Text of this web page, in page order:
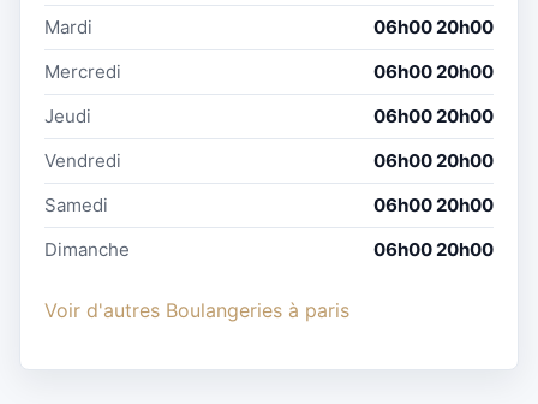
Mardi
06h00 20h00
Mercredi
06h00 20h00
Jeudi
06h00 20h00
Vendredi
06h00 20h00
Samedi
06h00 20h00
Dimanche
06h00 20h00
Voir d'autres Boulangeries à paris